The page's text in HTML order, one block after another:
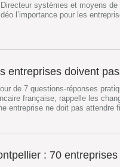
systèmes et moyens
l’importance pour les
entreprises doivent
de 7 questions-réponses
française, rappelle les
entreprise ne doit pas attendre
: 70